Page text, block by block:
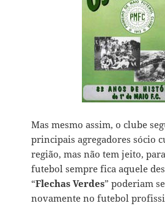
Mas mesmo assim, o clube
principais agregadores sócio
região, mas não tem jeito,
futebol sempre fica aquele
“Flechas Verdes” poderiam
novamente no futebol